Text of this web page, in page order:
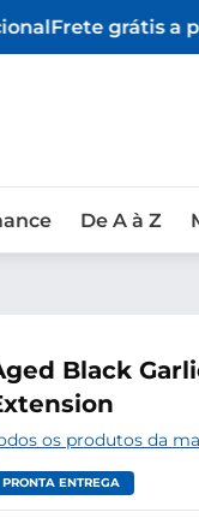
Frete grátis a
De A à Z
Black
os produtos da
PRONTA ENTREGA